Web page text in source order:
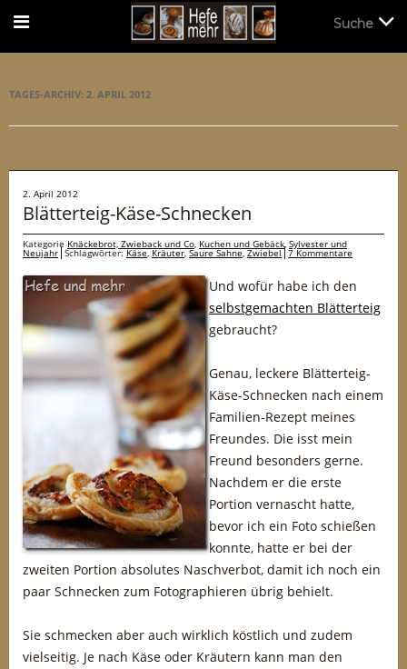
TAGES-ARCHIV: 2. APRIL 2012
2. April 2012
Blätterteig-Käse-Schnecken
Kategorie Knäckebrot, Zwieback und Co, Kuchen und Gebäck, Sylvester und
Neujahr Schlagwörter:Käse,Kräuter,Saure Sahne,Zwiebel 7 Kommentare
Und wofür habe ich den
selbstgemachten Blätterteig
gebraucht?
Genau, leckere Blätterteig-
Käse-Schnecken nach einem
Familien-Rezept meines
Freundes. Die isst mein
Freund besonders gerne.
Nachdem er die erste
Portion vernascht hatte,
bevor ich ein Foto schießen
konnte, hatte er bei der
zweiten Portion absolutes Naschverbot, damit ich noch ein
paar Schnecken zum Fotographieren übrig behielt.
Sie schmecken aber auch wirklich köstlich und zudem
vielseitig. Je nach Käse oder Kräutern kann man den
Suche
Suche